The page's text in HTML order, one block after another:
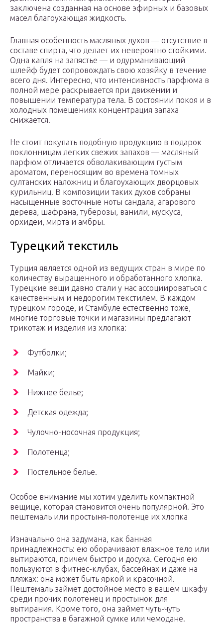
заключена созданная на основе эфирных и базовых
масел благоухающая жидкость.
Главная особенность масляных духов — отсутствие в
составе спирта, что делает их невероятно стойкими.
Одна капля на запястье — и одурманивающий
шлейф будет сопровождать свою хозяйку в течение
всего дня. Интересно, что интенсивность парфюма в
полной мере раскрывается при движении и
повышении температура тела. В состоянии покоя и в
холодных помещениях концентрация запаха
снижается.
Не стоит покупать подобную продукцию в подарок
поклонницам легких свежих запахов — масляный
парфюм отличается обволакивающим густым
ароматом, переносящим во времена томных
султанских наложниц и благоухающих дворцовых
курильниц. В композиции таких духов собраны
насыщенные восточные ноты сандала, агарового
дерева, шафрана, туберозы, ванили, мускуса,
орхидеи, мирта и амбры.
Турецкий текстиль
Турция является одной из ведущих стран в мире по
количеству выращенного и обработанного хлопка.
Турецкие вещи давно стали у нас ассоциироваться с
качественным и недорогим текстилем. В каждом
турецком городе, и Стамбуле естественно тоже,
многие торговые точки и магазины предлагают
трикотаж и изделия из хлопка:
Футболки;
Майки;
Нижнее белье;
Детская одежда;
Чулочно-носочная продукция;
Полотенца;
Постельное белье.
Особое внимание мы хотим уделить компактной
вещице, которая становится очень популярной. Это
пештемаль или простыня-полотенце их хлопка
Изначально она задумана, как банная
принадлежность: ею оборачивают влажное тело или
вытираются, причем быстро и досуха. Сегодня ею
пользуются в фитнес-клубах, бассейнах и даже на
пляжах: она может быть яркой и красочной.
Пештемаль займет достойное место в вашем шкафу
среди прочих полотенец и простынок для
вытирания. Кроме того, она займет чуть-чуть
пространства в багажной сумке или чемодане.